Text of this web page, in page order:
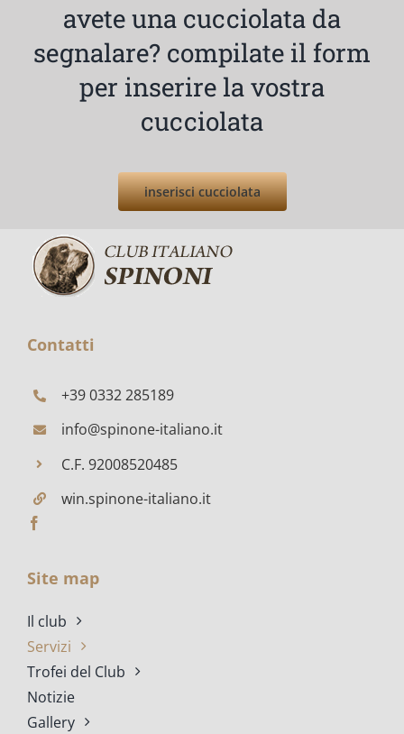
avete una cucciolata da
segnalare? compilate il form
per inserire la vostra
cucciolata
inserisci cucciolata
Contatti
+39 0332 285189
info@spinone-italiano.it
C.F. 92008520485
win.spinone-italiano.it
Site map
Il club
Servizi
Trofei del Club
Notizie
Gallery